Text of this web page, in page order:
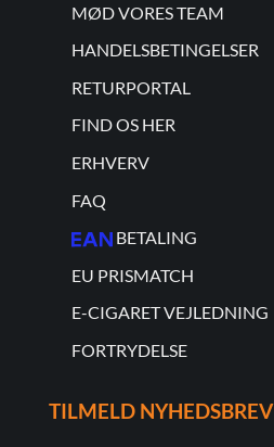
MØD VORES TEAM
HANDELSBETINGELSER
RETURPORTAL
FIND OS HER
ERHVERV
FAQ
BETALING
EU PRISMATCH
E-CIGARET VEJLEDNING
FORTRYDELSE
TILMELD NYHEDSBREV